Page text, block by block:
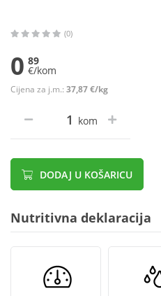
(0)
0 89
€/kom
Cijena za j.m.: 37,87 €/kg
kom
DODAJ U KOŠARICU
Nutritivna deklaracija